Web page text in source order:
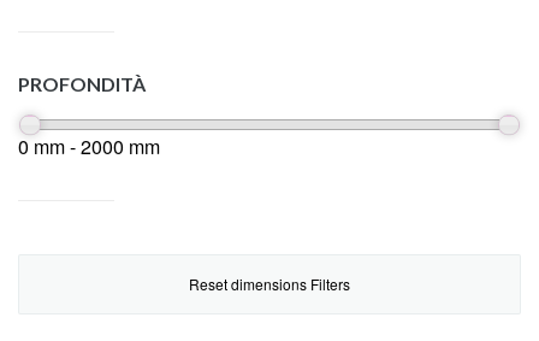
PROFONDITÀ
0 mm - 2000 mm
Reset dimensions Filters